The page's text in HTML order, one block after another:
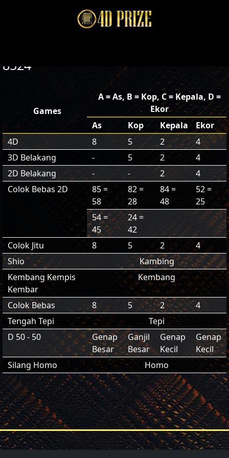
8524
Games
A = As, B = Kop, C = Kepala, D =
Ekor
As
Kop Kepala
Ekor
4D
8 5 2
4
3D Belakang
- 5 2
4
2D Belakang
- - 2
4
Colok Bebas 2D
85 =
58
82 =
28
84 =
48
52 =
25
54 =
45
24 =
42
Colok Jitu
8 5 2
4
Shio
Kambing
Kembang Kempis
Kembar
Kembang
Colok Bebas 8 5 2
4
Tengah Tepi
Tepi
D 50 - 50
Genap
Besar
Ganjil
Besar
Genap
Kecil
Genap
Kecil
Silang Homo
Homo